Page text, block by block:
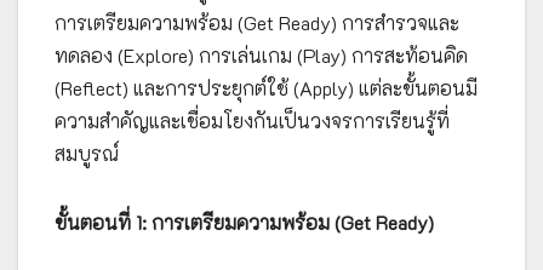
การเตรียมความพร้อม (Get Ready) การสำรวจและ
ทดลอง (Explore) การเล่นเกม (Play) การสะท้อนคิด
(Reflect) และการประยุกต์ใช้ (Apply) แต่ละขั้นตอนมี
ความสำคัญและเชื่อมโยงกันเป็นวงจรการเรียนรู้ที่
สมบูรณ์
ขั้นตอนที่ 1: การเตรียมความพร้อม (Get Ready)